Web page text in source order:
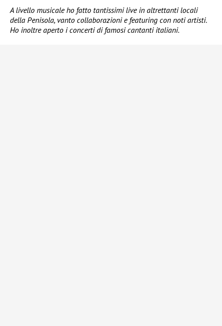
A livello musicale ho fatto tantissimi live in altrettanti locali
della Penisola, vanto collaborazioni e featuring con noti artisti.
Ho inoltre aperto i concerti di famosi cantanti italiani.